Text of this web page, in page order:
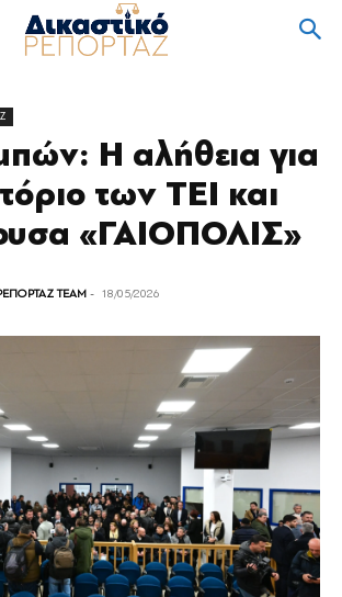
Η αλήθεια για
των ΤΕΙ και
«ΓΑΙΟΠΟΛΙΣ»
TEAM - 18/05/2026